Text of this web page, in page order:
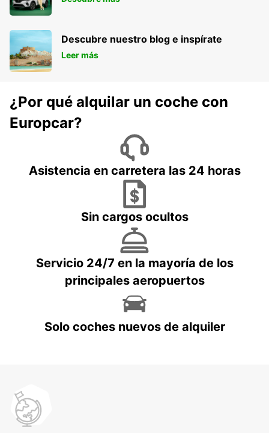
Descubre nuestro blog e inspírate
Leer más
¿Por qué alquilar un coche con
Europcar?
Asistencia en carretera las 24 horas
Sin cargos ocultos
Servicio 24/7 en la mayoría de los
principales aeropuertos
Solo coches nuevos de alquiler